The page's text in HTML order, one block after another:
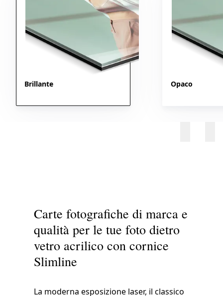
Brillante Opaco
Carte fotografiche di marca e
qualità per le tue foto dietro
vetro acrilico con cornice
Slimline
La moderna esposizione laser, il classico